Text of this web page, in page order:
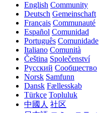
English Community
Deutsch Gemeinschaft
Français Communauté
Español Comunidad
Português Comunidade
Italiano Comunità
Čeština Společenství
Русский Сообщество
Norsk Samfunn
Dansk Fællesskab
Türkçe Topluluk
中國人 社区